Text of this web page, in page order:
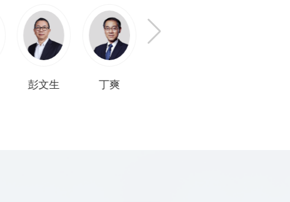
彭文生 丁爽